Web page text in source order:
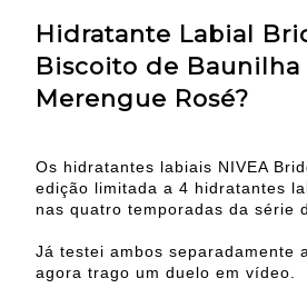
Hidratante Labial
Biscoito de Baunilha
Merengue Rosé?
Os hidratantes labiais NIVEA
edição limitada a 4 hidratantes
nas quatro temporadas da série
Já testei ambos separadamente
agora trago um duelo em vídeo.